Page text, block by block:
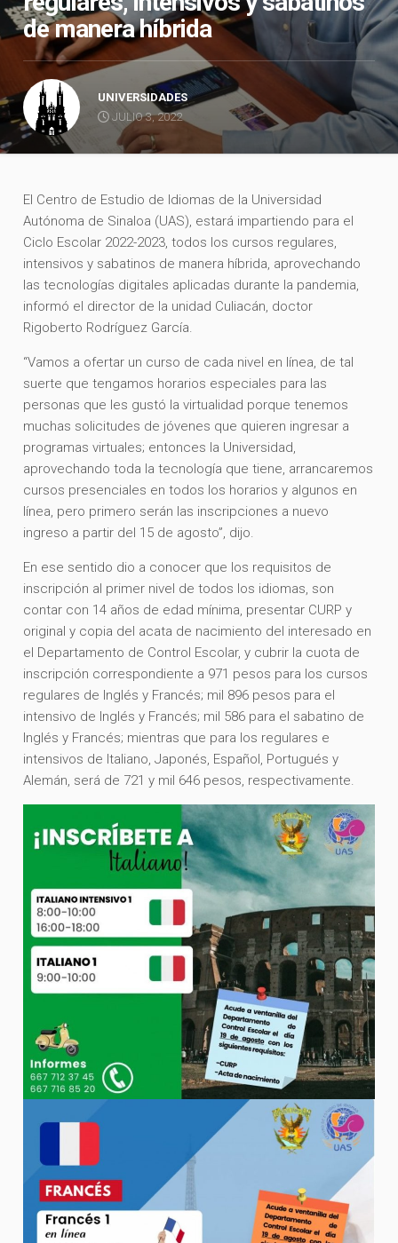
de manera híbrida
UNIVERSIDADES
JULIO 3, 2022
El Centro de Estudio de Idiomas de la Universidad
Autónoma de Sinaloa (UAS), estará impartiendo para el
Ciclo Escolar 2022-2023, todos los cursos regulares,
intensivos y sabatinos de manera híbrida, aprovechando
las tecnologías digitales aplicadas durante la pandemia,
informó el director de la unidad Culiacán, doctor
Rigoberto Rodríguez García.
“Vamos a ofertar un curso de cada nivel en línea, de tal
suerte que tengamos horarios especiales para las
personas que les gustó la virtualidad porque tenemos
muchas solicitudes de jóvenes que quieren ingresar a
programas virtuales; entonces la Universidad,
aprovechando toda la tecnología que tiene, arrancaremos
cursos presenciales en todos los horarios y algunos en
línea, pero primero serán las inscripciones a nuevo
ingreso a partir del 15 de agosto”, dijo.
En ese sentido dio a conocer que los requisitos de
inscripción al primer nivel de todos los idiomas, son
contar con 14 años de edad mínima, presentar CURP y
original y copia del acata de nacimiento del interesado en
el Departamento de Control Escolar, y cubrir la cuota de
inscripción correspondiente a 971 pesos para los cursos
regulares de Inglés y Francés; mil 896 pesos para el
intensivo de Inglés y Francés; mil 586 para el sabatino de
Inglés y Francés; mientras que para los regulares e
intensivos de Italiano, Japonés, Español, Portugués y
Alemán, será de 721 y mil 646 pesos, respectivamente.